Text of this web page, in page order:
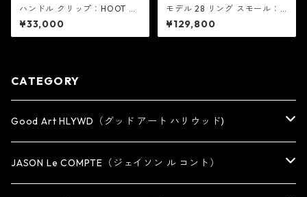
ハンドル クリップ：HOOT フ
ート
¥33,000
モデル 28 リング スモール：G
ood Art HLYWD グッド アー
ト ハリウッド
¥129,800
CATEGORY
Good Art HLYWD（グッド アート ハリウッド)
RING
JASON Le COMPTE（ジェイソン ル コント）